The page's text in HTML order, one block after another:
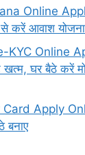
Online
से करें आवाश
KYC Online
घर बैठे करें
Apply
बनाए